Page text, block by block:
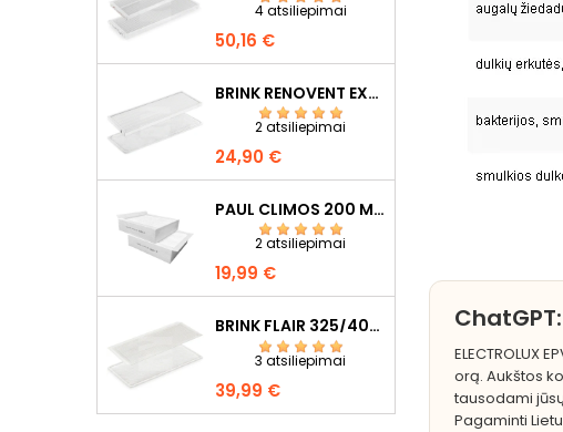
4 atsiliepimai
Kaina
50,16 €
BRINK RENOVENT EXCELLENT 300/400/450 F7+G4
2 atsiliepimai
Kaina
24,90 €
PAUL CLIMOS 200 M5+M5
2 atsiliepimai
Kaina
19,99 €
BRINK FLAIR 325/400 F7+G4
3 atsiliepimai
Kaina
39,99 €
orą. Aukštos
tausodami
Pagaminti